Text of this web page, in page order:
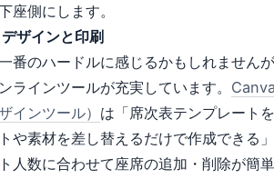
座側にします。
ザインと印刷
番のハードルに感じるかもしれません
ラインツールが充実しています。
インツール） は「席次表テンプレート
や素材を差し替えるだけで作成できる
ト人数に合わせて座席の追加・削除が簡